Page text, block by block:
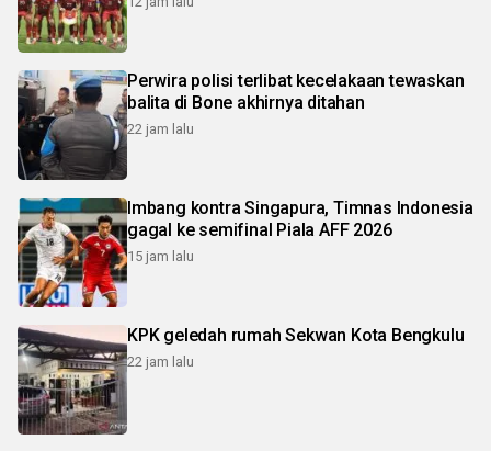
Perwira polisi terlibat kecelakaan tewaskan
balita di Bone akhirnya ditahan
22 jam lalu
Imbang kontra Singapura, Timnas Indonesia
gagal ke semifinal Piala AFF 2026
15 jam lalu
KPK geledah rumah Sekwan Kota Bengkulu
22 jam lalu